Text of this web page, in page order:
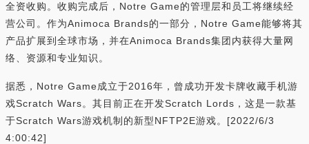
全资收购。收购完成后，Notre Game的管理层和员工将继续经
营公司。作为Animoca Brands的一部分，Notre Game能够将其
产品扩展到全球市场，并在Animoca Brands集团内获得大量网
络、资源和专业知识。
据悉，Notre Game成立于2016年，曾成功开发卡牌收藏手机游
戏Scratch Wars。其目前正在开发Scratch Lords，这是一款基
于Scratch Wars游戏机制的新型NFTP2E游戏。[2022/6/3
4:00:42]